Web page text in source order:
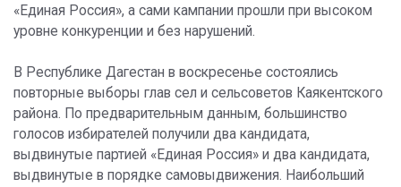
«Единая Россия», а сами кампании прошли при высоком
уровне конкуренции и без нарушений.
В Республике Дагестан в воскресенье состоялись
повторные выборы глав сел и сельсоветов Каякентского
района. По предварительным данным, большинство
голосов избирателей получили два кандидата,
выдвинутые партией «Единая Россия» и два кандидата,
выдвинутые в порядке самовыдвижения. Наибольший